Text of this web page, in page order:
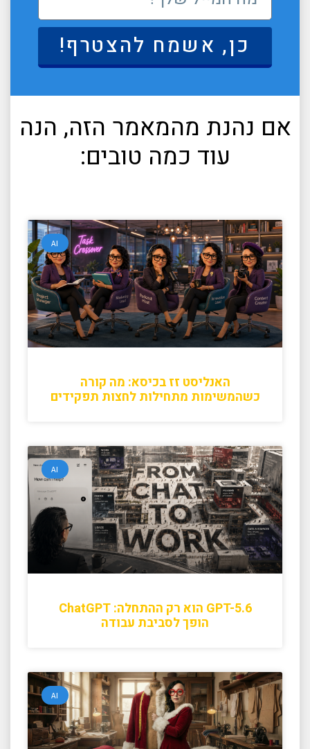
כן, אשמח להצטרף!
אם נהנת מהמאמר הזה, הנה
עוד כמה טובים:
AI
האנליסט זז בכיסא: מה קורה
כשהמשימות מתחילות לחצות תפקידים
AI
GPT-5.6 הוא רק ההתחלה: ChatGPT
הופך לסביבת עבודה
AI